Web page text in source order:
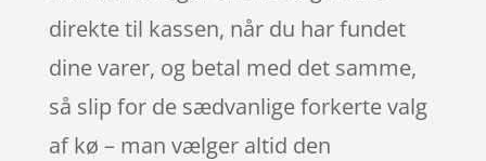
direkte til kassen, når du har fundet
dine varer, og betal med det samme,
så slip for de sædvanlige forkerte valg
af kø – man vælger altid den